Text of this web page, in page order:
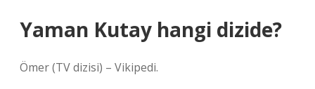
Yaman Kutay hangi dizide?
Ömer (TV dizisi) – Vikipedi.